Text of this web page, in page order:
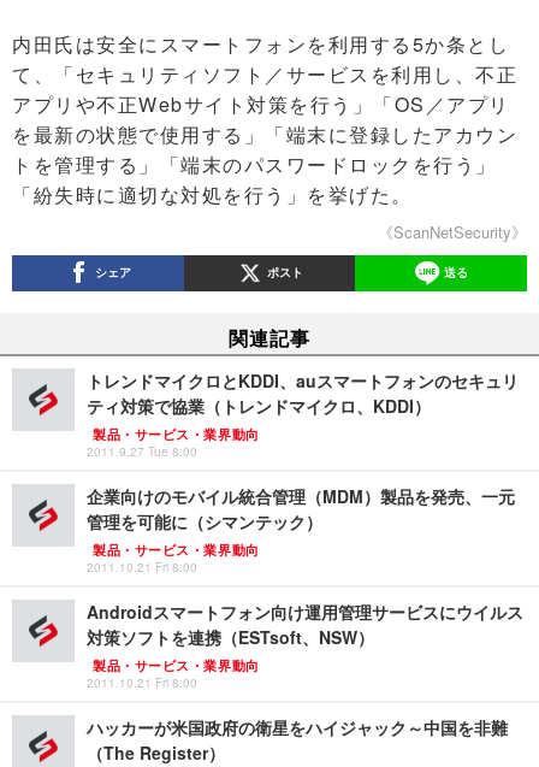
内田氏は安全にスマートフォンを利用する5か条とし
て、「セキュリティソフト／サービスを利用し、不正
アプリや不正Webサイト対策を行う」「OS／アプリ
を最新の状態で使用する」「端末に登録したアカウン
トを管理する」「端末のパスワードロックを行う」
「紛失時に適切な対処を行う」を挙げた。
《ScanNetSecurity》
シェア ポスト 送る
関連記事
トレンドマイクロとKDDI、auスマートフォンのセキュリ
ティ対策で協業（トレンドマイクロ、KDDI）
製品・サービス・業界動向
2011.9.27 Tue 8:00
企業向けのモバイル統合管理（MDM）製品を発売、一元
管理を可能に（シマンテック）
製品・サービス・業界動向
2011.10.21 Fri 8:00
Androidスマートフォン向け運用管理サービスにウイルス
対策ソフトを連携（ESTsoft、NSW）
製品・サービス・業界動向
2011.10.21 Fri 8:00
ハッカーが米国政府の衛星をハイジャック～中国を非難
（The Register）